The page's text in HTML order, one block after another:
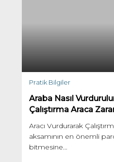
Pratik Bilgiler
Araba Nasıl
Çalıştırma Araca
Aracı Vurdurarak
aksamının en önemli
bitmesine...